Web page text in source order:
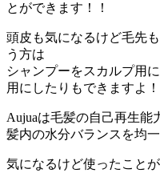
とができます！！
頭皮も気になるけど毛先
う方は
シャンプーをスカルプ用
用にしたりもできますよ！
Aujuaは毛髪の自己再生能
髪内の水分バランスを均
気になるけど使ったこと